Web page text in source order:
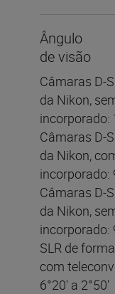
Ângulo
de visão
Câmaras D-
da Nikon,
incorporado:
Câmaras D-
da Nikon,
incorporado:
Câmaras D-
da Nikon,
incorporado:
SLR de
com
6°20' a 2°50'